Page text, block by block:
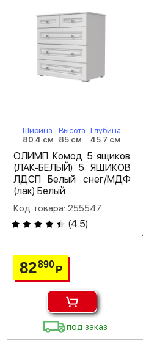
Ширина
80.4 см
Высота
85 см
Глубина
45.7 см
ОЛИМП Комод 5 ящиков
(ЛАК-БЕЛЫЙ) 5 ЯЩИКОВ
ЛДСП Белый снег/МДФ
(лак) Белый
Код товара: 255547
(4.5)
82890Р
под заказ